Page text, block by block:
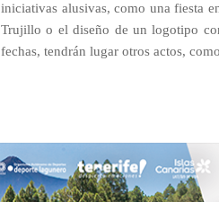
iniciativas alusivas, como una fiesta
Trujillo o el diseño de un logotipo
fechas, tendrán lugar otros actos,